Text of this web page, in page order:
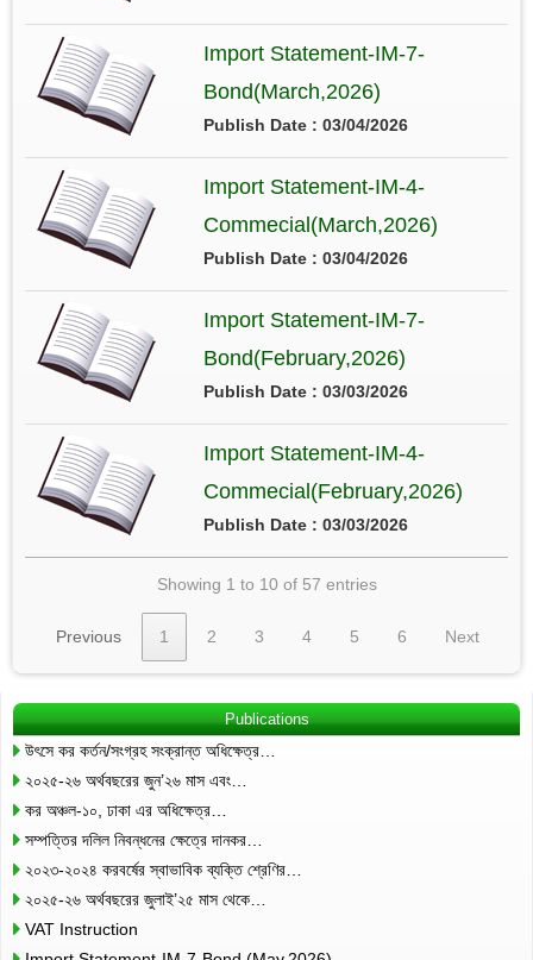
Import Statement-IM-7-
Bond(March,2026)
Publish Date : 03/04/2026
Import Statement-IM-4-
Commecial(March,2026)
Publish Date : 03/04/2026
Import Statement-IM-7-
Bond(February,2026)
Publish Date : 03/03/2026
Import Statement-IM-4-
Commecial(February,2026)
Publish Date : 03/03/2026
Showing 1 to 10 of 57 entries
Previous 1 2 3 4 5 6 Next
Publications
উৎসে কর কর্তন/সংগ্রহ সংক্রান্ত অধিক্ষেত্র…
২০২৫-২৬ অর্থবছরের জুন’২৬ মাস এবং…
কর অঞ্চল-১০, ঢাকা এর অধিক্ষেত্র…
সম্পত্তির দলিল নিবন্ধনের ক্ষেত্রে দানকর…
২০২৩-২০২৪ করবর্ষের স্বাভাবিক ব্যক্তি শ্রেণির…
২০২৫-২৬ অর্থবছরের জুলাই’২৫ মাস থেকে…
VAT Instruction